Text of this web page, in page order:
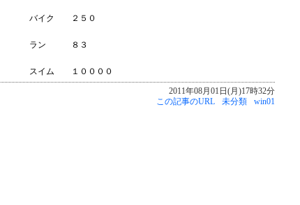
バイク ２５０
ラン ８３
スイム １００００
2011年08月01日(月)17時32分
この記事のURL
未分類 win01